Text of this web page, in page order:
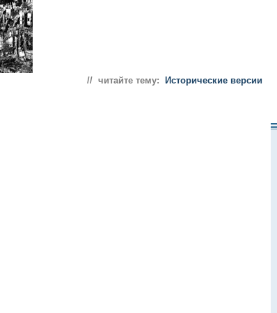
// читайте тему: Исторические версии